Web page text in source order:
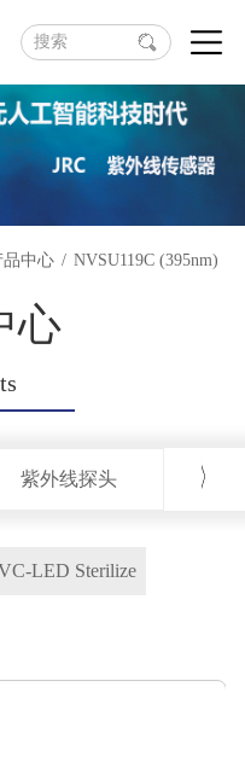
品中心 / NVSU119C (395nm)
心
紫外线探头 紫外
LED Sterilize